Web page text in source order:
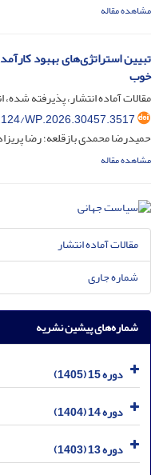
مشاهده مقاله
تبیین استراتژی‌های بهبود
خوب
مقالات آماده انتشار، پذیرفته شده،
WP.2026.30457.3517
حمیدرضا محمدی بازقلعه؛ رضا
مشاهده مقاله
مقالات آماده انتشار
شماره جاری
شماره‌های پیشین نشریه
دوره 15 (1405)
دوره 14 (1404)
دوره 13 (1403)